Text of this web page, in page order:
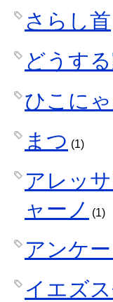
さらし首
どうす
ひこに
まつ (1)
アレッ
ャーノ
(1)
アンケー
イエズ